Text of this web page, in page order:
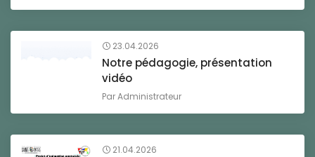
23.04.2026
Notre pédagogie, présentation
vidéo
ParAdministrateur
21.04.2026